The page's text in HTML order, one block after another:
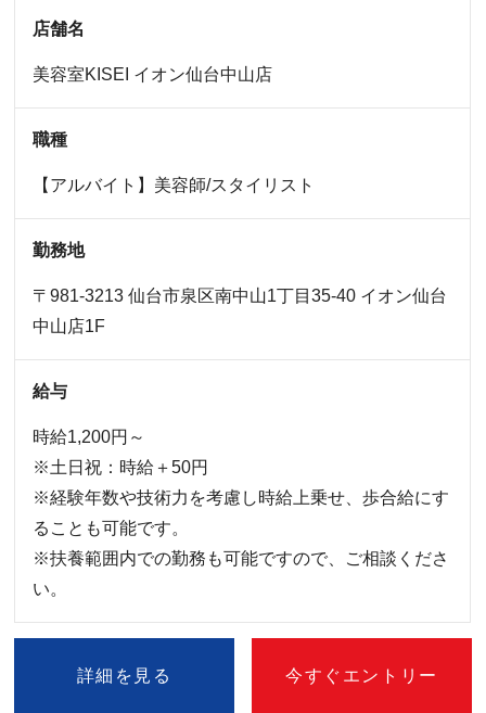
店舗名
美容室KISEI イオン仙台中山店
職種
【アルバイト】美容師/スタイリスト
勤務地
〒981-3213 仙台市泉区南中山1丁目35-40 イオン仙台
中山店1F
給与
時給1,200円～
※土日祝：時給＋50円
※経験年数や技術力を考慮し時給上乗せ、歩合給にす
ることも可能です。
※扶養範囲内での勤務も可能ですので、ご相談くださ
い。
詳細を見る 今すぐエントリー